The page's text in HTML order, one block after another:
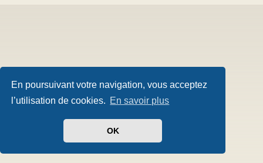
En poursuivant votre navigation, vous acceptez
l’utilisation de cookies. En savoir plus
OK